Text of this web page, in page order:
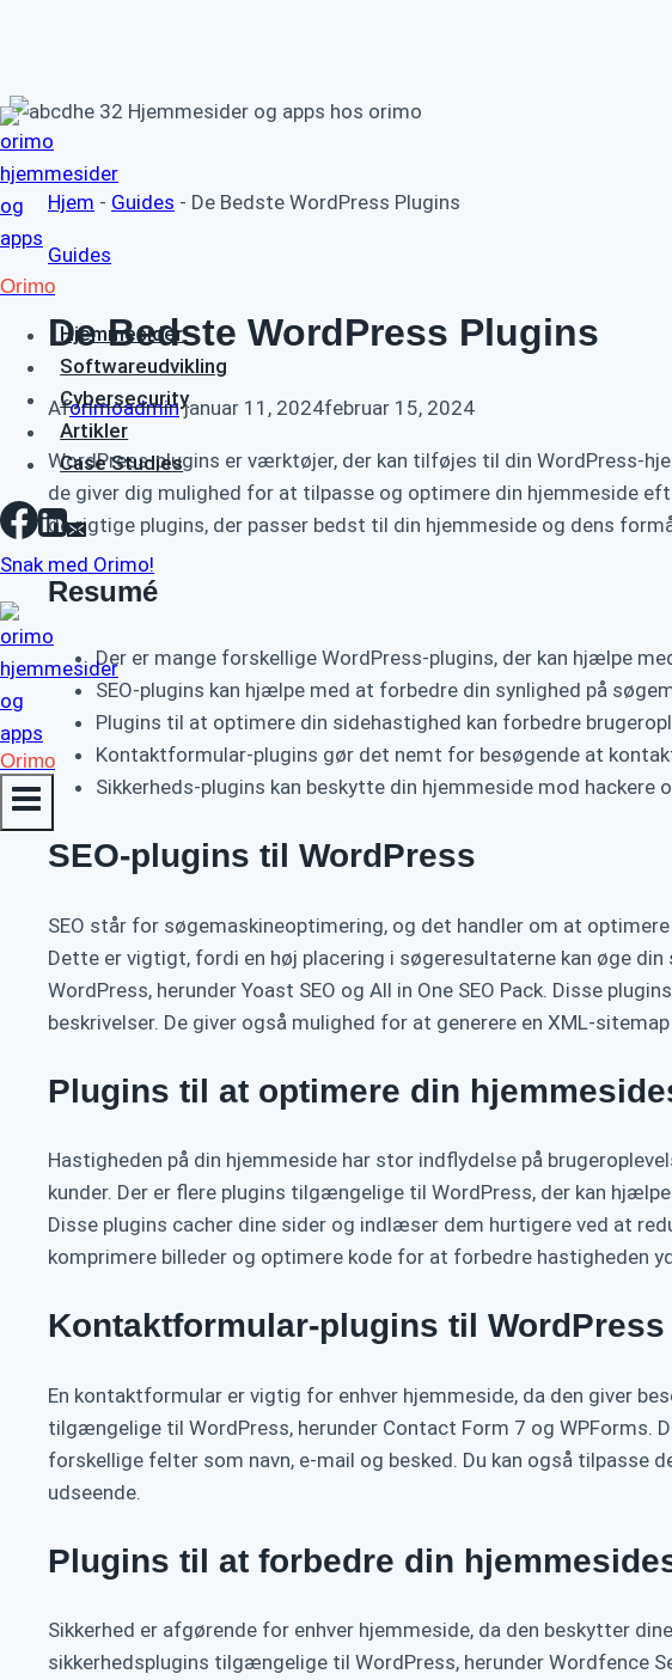
Fortsæt
til
indhold
Orimo
Hjemmesider
Softwareudvikling
Cybersecurity
Artikler
Case Studies
Snak med Orimo!
Orimo
Hjem - Guides - De Bedste WordPress Plugins
Guides
De Bedste WordPress Plugins
Aforimoadmin januar 11, 2024februar 15, 2024
WordPress-plugins er værktøjer, der kan tilføjes til din WordPress-
de giver dig mulighed for at tilpasse og optimere din hjemmeside
de rigtige plugins, der passer bedst til din hjemmeside og dens
Resumé
Der er mange forskellige WordPress-plugins, der kan hjælpe
SEO-plugins kan hjælpe med at forbedre din synlighed på
Plugins til at optimere din sidehastighed kan forbedre
Kontaktformular-plugins gør det nemt for besøgende at
Sikkerheds-plugins kan beskytte din hjemmeside mod hackere
SEO-plugins til WordPress
SEO står for søgemaskineoptimering, og det handler om at
Dette er vigtigt, fordi en høj placering i søgeresultaterne kan øge
WordPress, herunder Yoast SEO og All in One SEO Pack. Disse
beskrivelser. De giver også mulighed for at generere en XML-
Plugins til at optimere din
Hastigheden på din hjemmeside har stor indflydelse på
kunder. Der er flere plugins tilgængelige til WordPress, der kan
Disse plugins cacher dine sider og indlæser dem hurtigere ved at
komprimere billeder og optimere kode for at forbedre hastigheden
Kontaktformular-plugins til WordPress
En kontaktformular er vigtig for enhver hjemmeside, da den giver
tilgængelige til WordPress, herunder Contact Form 7 og
forskellige felter som navn, e-mail og besked. Du kan også
udseende.
Plugins til at forbedre din
Sikkerhed er afgørende for enhver hjemmeside, da den beskytter
sikkerhedsplugins tilgængelige til WordPress, herunder Wordfence